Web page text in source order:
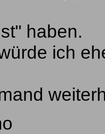
haben.
ich